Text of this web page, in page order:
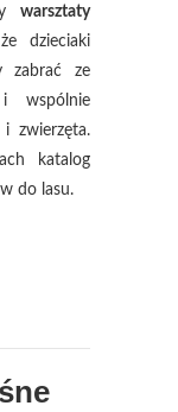
warsztaty
dzieciaki
zabrać ze
wspólnie
zwierzęta.
katalog
do lasu.